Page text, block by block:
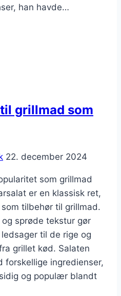
han havde…
grillmad som
22. december 2024
som grillmad
er en klassisk ret,
tilbehør til grillmad.
sprøde tekstur gør
til de rige og
grillet kød. Salaten
forskellige ingredienser,
og populær blandt